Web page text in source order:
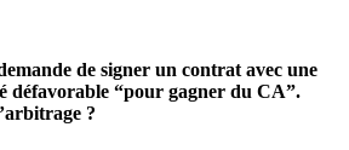
de signer un contrat avec une
défavorable “pour gagner du CA”.
?